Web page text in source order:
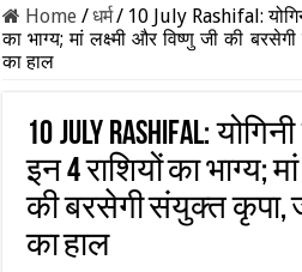
Home /धर्म/ 10 July Rashifal:
का भाग्य; मां लक्ष्मी और विष्णु जी की
का हाल
10 July Rashifal:
इन 4 राशियों का भाग्य;
की बरसेगी संयुक्त कृपा,
का हाल